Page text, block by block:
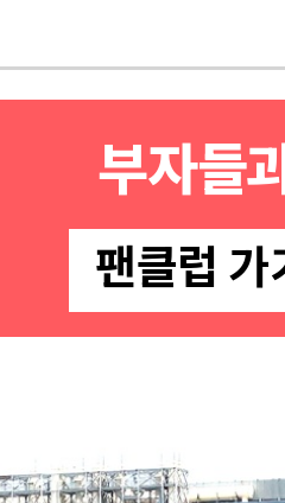
부자들
팬클럽 가